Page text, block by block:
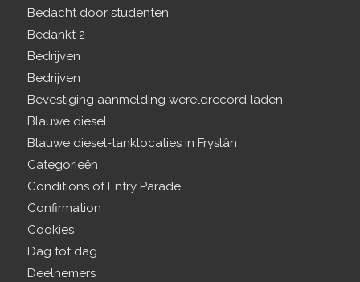
Bedacht door studenten
Bedankt 2
Bedrijven
Bedrijven
Bevestiging aanmelding wereldrecord laden
Blauwe diesel
Blauwe diesel-tanklocaties in Fryslân
Categorieën
Conditions of Entry Parade
Confirmation
Cookies
Dag tot dag
Deelnemers